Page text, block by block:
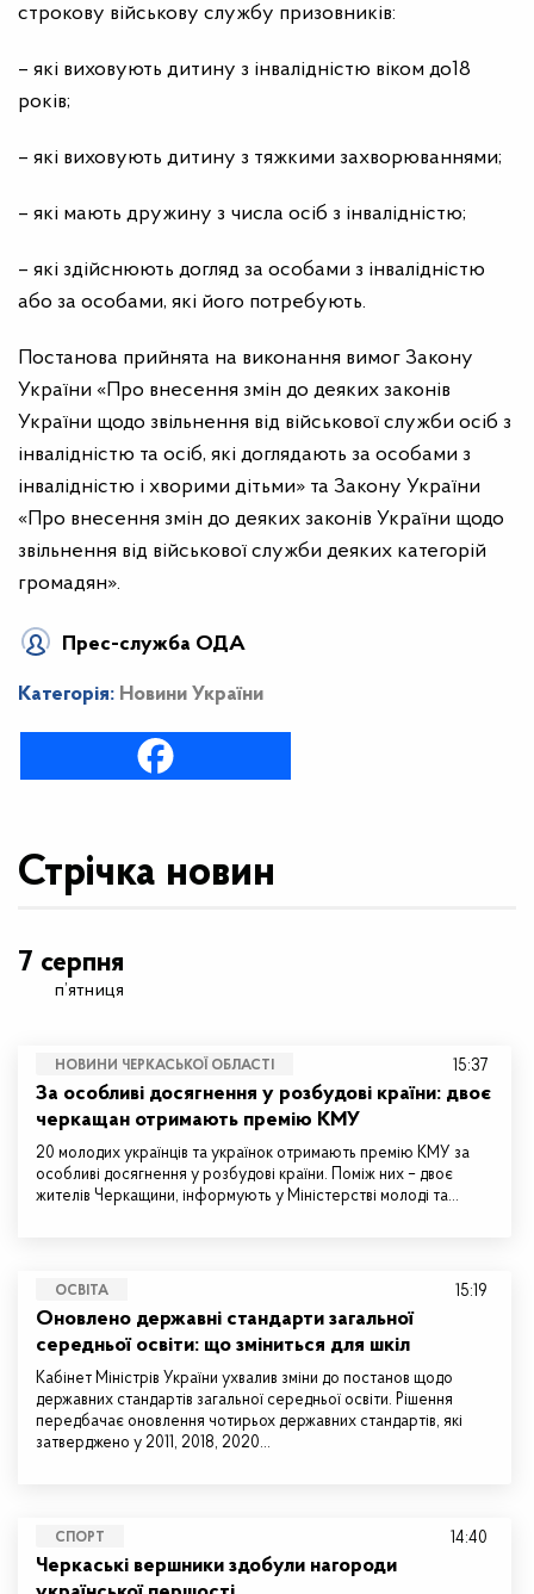
строкову військову службу призовників:
– які виховують дитину з інвалідністю віком до18
років;
– які виховують дитину з тяжкими захворюваннями;
– які мають дружину з числа осіб з інвалідністю;
– які здійснюють догляд за особами з інвалідністю
або за особами, які його потребують.
Постанова прийнята на виконання вимог Закону
України «Про внесення змін до деяких законів
України щодо звільнення від військової служби осіб з
інвалідністю та осіб, які доглядають за особами з
інвалідністю i хворими дітьми» та Закону України
«Про внесення змін до деяких законів України щодо
звільнення від військової служби деяких категорій
громадян».
Прес-служба ОДА
Категорія: Новини України
Стрічка новин
7 серпня
п’ятниця
НОВИНИ ЧЕРКАСЬКОЇ ОБЛАСТІ
За особливі досягнення у розбудові країни: двоє
черкащан отримають премію КМУ
20 молодих українців та українок отримають премію КМУ за
особливі досягнення у розбудові країни. Поміж них – двоє
жителів Черкащини, інформують у Міністерстві молоді та…
15:37
ОСВІТА
Оновлено державні стандарти загальної
середньої освіти: що зміниться для шкіл
Кабінет Міністрів України ухвалив зміни до постанов щодо
державних стандартів загальної середньої освіти. Рішення
передбачає оновлення чотирьох державних стандартів, які
затверджено у 2011, 2018, 2020…
15:19
СПОРТ
Черкаські вершники здобули нагороди
14:40